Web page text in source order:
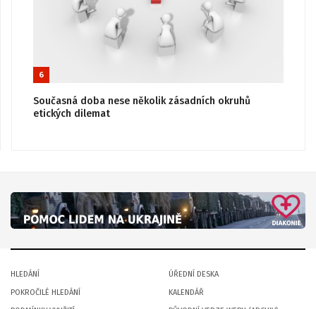
6
Současná doba nese několik zásadních okruhů
etických dilemat
HLEDÁNÍ
POKROČILÉ HLEDÁNÍ
ÚŘEDNÍ DESKA
KALENDÁŘ